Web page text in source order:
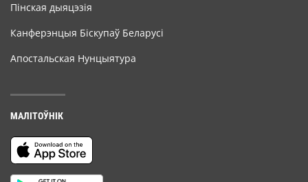
Пінская дыяцэзія
Канферэнцыя Біскупаў Беларусі
Апостальская Нунцыятура
МАЛІТОЎНІК